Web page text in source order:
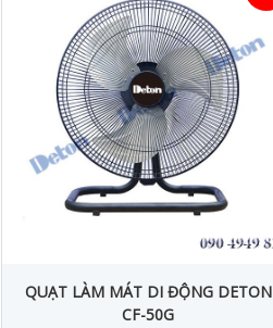
QUẠT LÀM MÁT DI ĐỘNG DETON
CF-50G